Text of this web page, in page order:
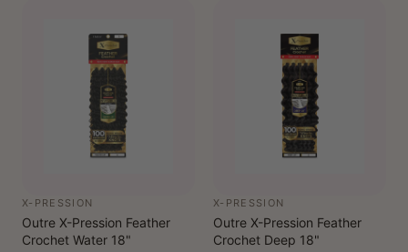
X-PRESSION
Outre X-Pression Feather
Crochet Water 18"
X-PRESSION
Outre X-Pression Feather
Crochet Deep 18"